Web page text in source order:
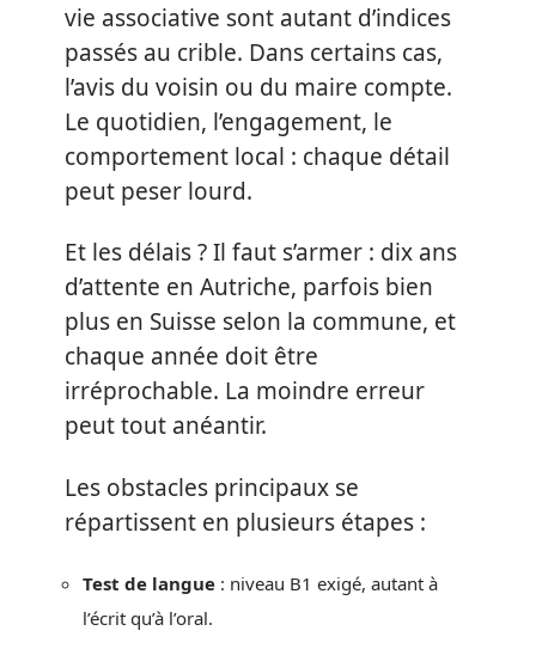
vie associative sont autant d’indices
passés au crible. Dans certains cas,
l’avis du voisin ou du maire compte.
Le quotidien, l’engagement, le
comportement local : chaque détail
peut peser lourd.
Et les délais ? Il faut s’armer : dix ans
d’attente en Autriche, parfois bien
plus en Suisse selon la commune, et
chaque année doit être
irréprochable. La moindre erreur
peut tout anéantir.
Les obstacles principaux se
répartissent en plusieurs étapes :
Test de langue : niveau B1 exigé, autant à
l’écrit qu’à l’oral.